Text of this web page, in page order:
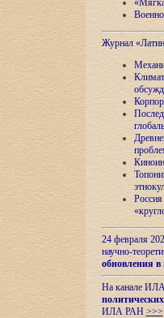
Журнал
24 февраля
научно-
обновления в
На канале
ИЛА РАН >>>